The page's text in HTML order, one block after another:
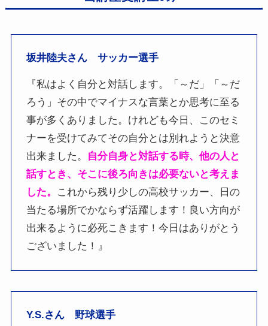
坂井陸夫さん サッカー選手
『私はよく自分と対話します。「～だ」「～だ
ろう」その中でマイナスな言葉とか思考に至る
事が多くありました。けれども今日、このセミ
ナーを受けてみてその自分とは別れようと決意
出来ました。 自分自身と対話する時、他の人と
話すとき、そこに後ろ向きは必要ないと考えま
した。 これから残り少しの高校サッカー、日の
当たる場所でかならず活躍します！良い方向が
出来るように必死こきます！今日はありがとう
ございました！』
Y.S.さん 野球選手